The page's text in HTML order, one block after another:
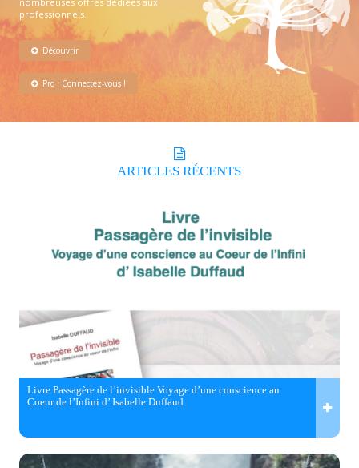
professionnels.
Découvrir
Pro : Connectez-vous !
ARTICLES RÉCENTS
Livre Passagère de l’invisible Voyage d’une conscience au
Coeur de l’Infini d’ Isabelle Duffaud